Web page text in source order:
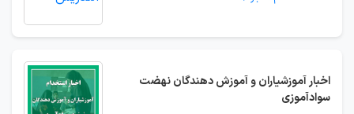
اخبار آموزشیاران و آموزش دهندگان نهضت
سوادآموزی